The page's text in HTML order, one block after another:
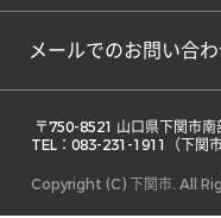
メールでのお問い合
TEL：083-231-1911（下関
Copyright (C) 下関市. All